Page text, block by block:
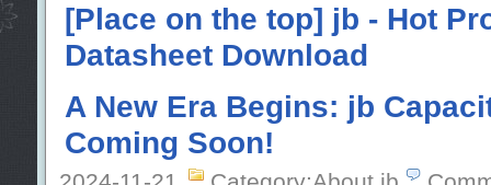
[Place on the top] jb - Hot
Datasheet Download
A New Era Begins: jb
Coming Soon!